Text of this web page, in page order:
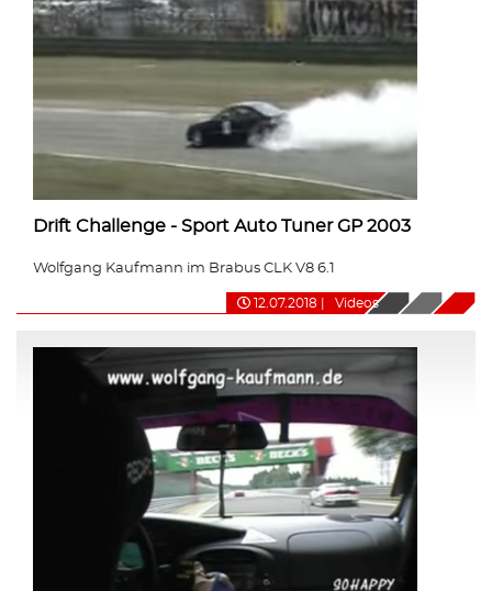
Drift Challenge - Sport Auto Tuner GP 2003
Wolfgang Kaufmann im Brabus CLK V8 6.1
12.07.2018 Videos